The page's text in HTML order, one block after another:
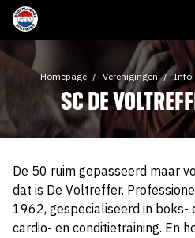
Homepage Verenigingen Info
SC DE
De 50 ruim gepasseerd maar
dat is De Voltreffer.
1962, gespecialiseerd in boks-
cardio- en conditietraining. En